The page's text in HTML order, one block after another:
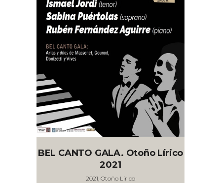
BEL CANTO GALA. Otoño Lírico
2021
2021, Otoño Lírico